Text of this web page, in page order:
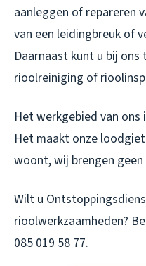
aanleggen of repareren
van een leidingbreuk of
Daarnaast kunt u bij
rioolreiniging of
Het werkgebied van ons
Het maakt onze
woont, wij brengen
Wilt u
rioolwerkzaamheden?
085 019 58 77.